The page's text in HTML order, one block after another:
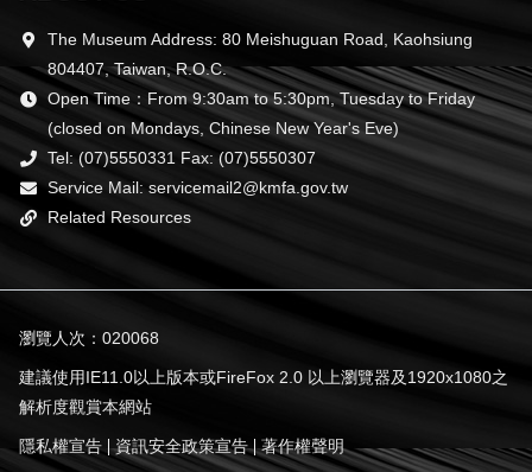
The Museum Address: 80 Meishuguan Road, Kaohsiung
804407, Taiwan, R.O.C.
Open Time：From 9:30am to 5:30pm, Tuesday to Friday
(closed on Mondays, Chinese New Year's Eve)
Tel: (07)5550331 Fax: (07)5550307
Service Mail: servicemail2@kmfa.gov.tw
Related Resources
瀏覽人次：020068
建議使用IE11.0以上版本或FireFox 2.0 以上瀏覽器及1920x1080之
解析度觀賞本網站
隱私權宣告 資訊安全政策宣告 著作權聲明